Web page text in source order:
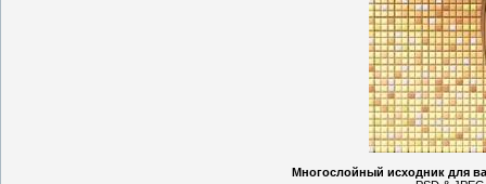
Многослойный исходник для